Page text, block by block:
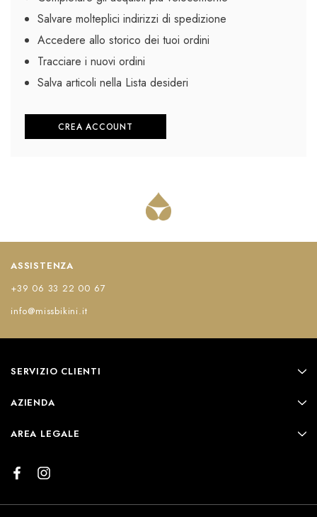
Salvare molteplici indirizzi di spedizione
Accedere allo storico dei tuoi ordini
Tracciare i nuovi ordini
Salva articoli nella Lista desideri
CREA ACCOUNT
ASSISTENZA
+39 06 33 22 00 67
info@missbikini.it
SERVIZIO CLIENTI
AZIENDA
AREA LEGALE